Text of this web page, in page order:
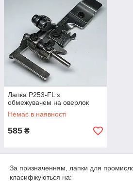
Лапка P253-FL з
обмежувачем на оверлок
Немає в наявності
585 ₴
За призначенням, лапки для
класифікуються на: